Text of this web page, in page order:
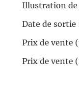
Illustration de
Date de sortie
Prix de vente
Prix de vente